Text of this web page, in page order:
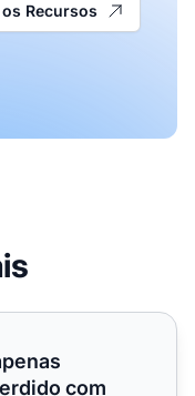
os Recursos
Sentindo-
com